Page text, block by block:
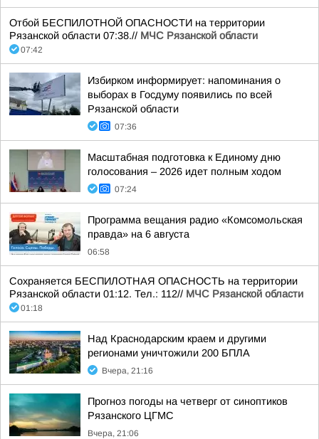
Отбой БЕСПИЛОТНОЙ ОПАСНОСТИ на территории
Рязанской области 07:38.// МЧС Рязанской области
07:42
Избирком информирует: напоминания о
выборах в Госдуму появились по всей
Рязанской области
07:36
Масштабная подготовка к Единому дню
голосования – 2026 идет полным ходом
07:24
Программа вещания радио «Комсомольская
правда» на 6 августа
06:58
Сохраняется БЕСПИЛОТНАЯ ОПАСНОСТЬ на территории
Рязанской области 01:12. Тел.: 112// МЧС Рязанской области
01:18
Над Краснодарским краем и другими
регионами уничтожили 200 БПЛА
Вчера, 21:16
Прогноз погоды на четверг от синоптиков
Рязанского ЦГМС
Вчера, 21:06